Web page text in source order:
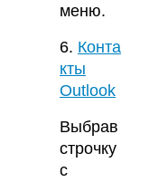
меню.
6. Конта
кты
Outlook
Выбрав
строчку
с